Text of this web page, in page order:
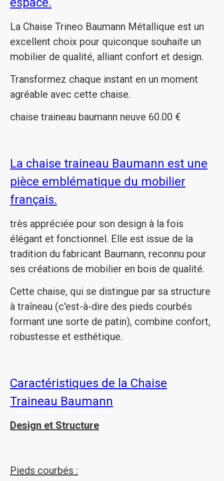
La Chaise Trineo Baumann Métallique est un
excellent choix pour quiconque souhaite un
mobilier de qualité, alliant confort et design.
Transformez chaque instant en un moment
agréable avec cette chaise.
chaise traineau baumann neuve 60.00 €
La chaise traineau Baumann est une
pièce emblématique du mobilier
français.
très appréciée pour son design à la fois
élégant et fonctionnel. Elle est issue de la
tradition du fabricant Baumann, reconnu pour
ses créations de mobilier en bois de qualité.
Cette chaise, qui se distingue par sa structure
à traîneau (c'est-à-dire des pieds courbés
formant une sorte de patin), combine confort,
robustesse et esthétique.
Caractéristiques de la Chaise
Traineau Baumann
Design et Structure
Pieds courbés :